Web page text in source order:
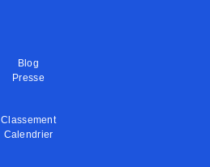
Blog
Presse
Classement
Calendrier